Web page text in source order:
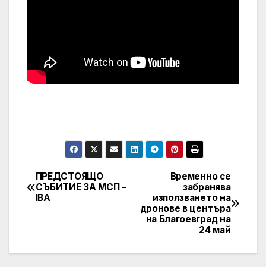
Post
navigation
Временно се
забранява
използването на
дронове в центъра
на Благоевград на
24 май
ПРЕДСТОЯЩО
СЪБИТИЕ ЗА МСП –
IBA